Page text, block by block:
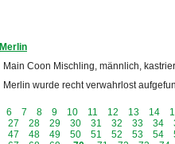
Merlin
Main Coon Mischling, männlich,
Merlin wurde recht verwahrlost
6 7 8 9 10 11 12 13 14
27 28 29 30 31 32 33 34
47 48 49 50 51 52 53 54